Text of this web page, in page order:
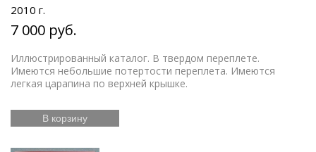
2010 г.
7 000 руб.
Иллюстрированный каталог. В твердом переплете.
Имеются небольшие потертости переплета. Имеются
легкая царапина по верхней крышке.
В корзину